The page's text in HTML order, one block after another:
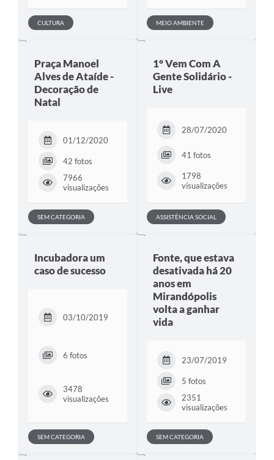
CULTURA MEIO AMBIENTE
Praça Manoel
Alves de Ataíde -
Decoração de
Natal
01/12/2020
42 fotos
7966
visualizações
SEM CATEGORIA
1° Vem Com A
Gente Solidário -
Live
28/07/2020
41 fotos
1798
visualizações
ASSISTÊNCIA SOCIAL
Incubadora um
caso de sucesso
03/10/2019
6 fotos
3478
visualizações
SEM CATEGORIA
Fonte, que estava
desativada há 20
anos em
Mirandópolis
volta a ganhar
vida
23/07/2019
5 fotos
2351
visualizações
SEM CATEGORIA